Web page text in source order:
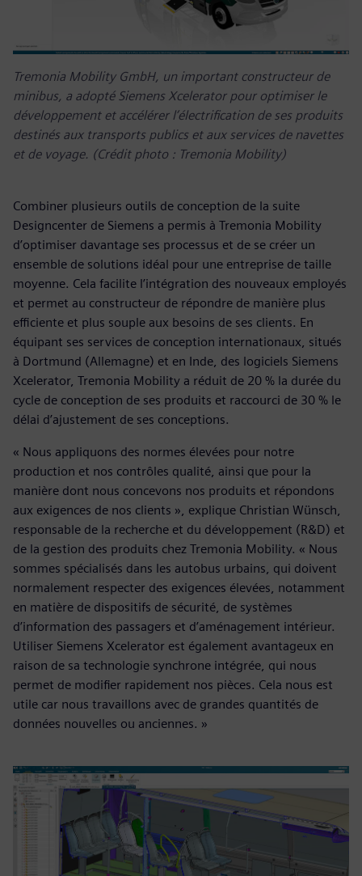
Tremonia Mobility GmbH, un important constructeur de
minibus, a adopté Siemens Xcelerator pour optimiser le
développement et accélérer l’électrification de ses produits
destinés aux transports publics et aux services de navettes
et de voyage. (Crédit photo : Tremonia Mobility)
Combiner plusieurs outils de conception de la suite
Designcenter de Siemens a permis à Tremonia Mobility
d’optimiser davantage ses processus et de se créer un
ensemble de solutions idéal pour une entreprise de taille
moyenne. Cela facilite l’intégration des nouveaux employés
et permet au constructeur de répondre de manière plus
efficiente et plus souple aux besoins de ses clients. En
équipant ses services de conception internationaux, situés
à Dortmund (Allemagne) et en Inde, des logiciels Siemens
Xcelerator, Tremonia Mobility a réduit de 20 % la durée du
cycle de conception de ses produits et raccourci de 30 % le
délai d’ajustement de ses conceptions.
« Nous appliquons des normes élevées pour notre
production et nos contrôles qualité, ainsi que pour la
manière dont nous concevons nos produits et répondons
aux exigences de nos clients », explique Christian Wünsch,
responsable de la recherche et du développement (R&D) et
de la gestion des produits chez Tremonia Mobility. « Nous
sommes spécialisés dans les autobus urbains, qui doivent
normalement respecter des exigences élevées, notamment
en matière de dispositifs de sécurité, de systèmes
d’information des passagers et d’aménagement intérieur.
Utiliser Siemens Xcelerator est également avantageux en
raison de sa technologie synchrone intégrée, qui nous
permet de modifier rapidement nos pièces. Cela nous est
utile car nous travaillons avec de grandes quantités de
données nouvelles ou anciennes. »